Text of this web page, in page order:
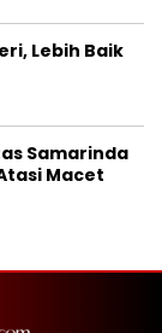
Lebih Baik
Samarinda
Macet